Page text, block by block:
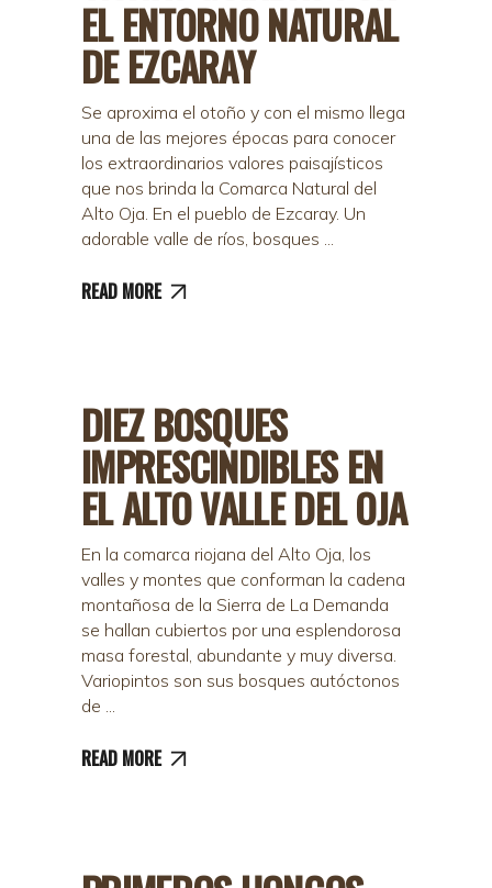
EL ENTORNO NATURAL
DE EZCARAY
Se aproxima el otoño y con el mismo llega
una de las mejores épocas para conocer
los extraordinarios valores paisajísticos
que nos brinda la Comarca Natural del
Alto Oja. En el pueblo de Ezcaray. Un
adorable valle de ríos, bosques
READ MORE
DIEZ BOSQUES
IMPRESCINDIBLES EN
EL ALTO VALLE DEL OJA
En la comarca riojana del Alto Oja, los
valles y montes que conforman la cadena
montañosa de la Sierra de La Demanda
se hallan cubiertos por una esplendorosa
masa forestal, abundante y muy diversa.
Variopintos son sus bosques autóctonos
de
READ MORE